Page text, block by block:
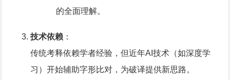
的全面理解。
技术依赖：
传统考释依赖学者经验，但近年AI技术（如深度学
习）开始辅助字形比对，为破译提供新思路。